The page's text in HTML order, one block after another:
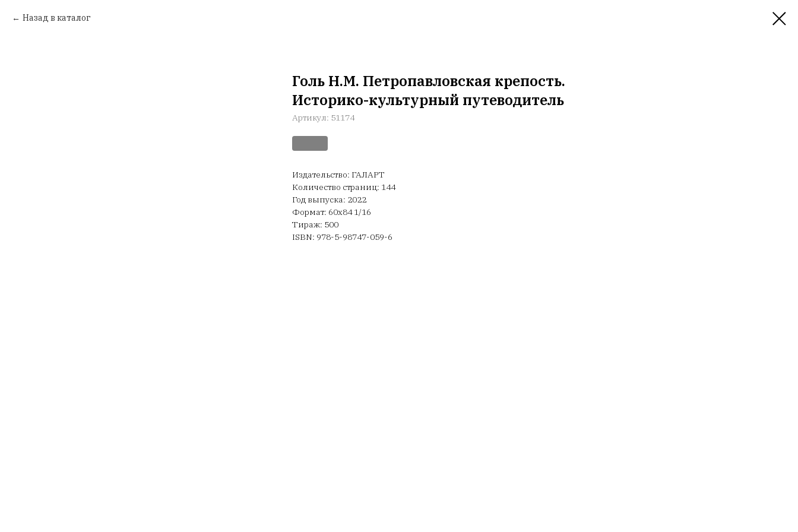
Назад в каталог
Голь Н.М. Петропавловская крепость.
Историко-культурный путеводитель
Артикул: 51174
Издательство: ГАЛАРТ
Количество страниц: 144
Год выпуска: 2022
Формат: 60х84 1/16
Тираж: 500
ISBN: 978-5-98747-059-6